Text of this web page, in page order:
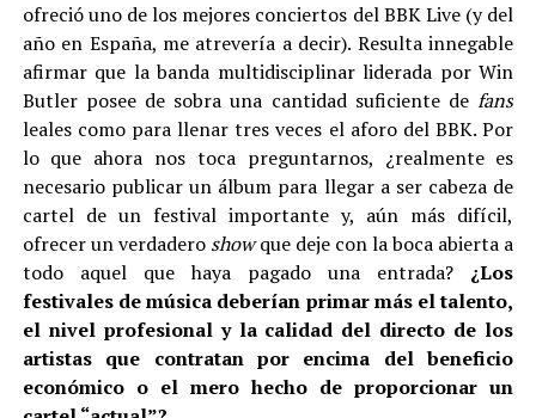
ofreció uno de los mejores conciertos del BBK Live (y del
año en España, me atrevería a decir). Resulta innegable
afirmar que la banda multidisciplinar liderada por Win
Butler posee de sobra una cantidad suficiente defans
leales como para llenar tres veces el aforo del BBK. Por
lo que ahora nos toca preguntarnos, ¿realmente es
necesario publicar un álbum para llegar a ser cabeza de
cartel de un festival importante y, aún más difícil,
ofrecer un verdadero showque deje con la boca abierta a
todo aquel que haya pagado una entrada? ¿Los
festivales de música deberían primar más el talento,
el nivel profesional y la calidad del directo de los
artistas que contratan por encima del beneficio
económico o el mero hecho de proporcionar un